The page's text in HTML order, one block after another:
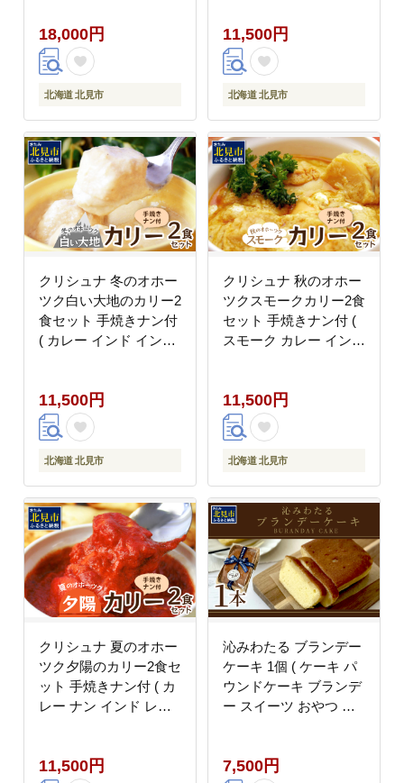
スイーツ デザート )
【126-0001】
18,000円
北海道 北見市
【127-0012】
11,500円
北海道 北見市
クリシュナ 冬のオホー
ツク白い大地のカリー2
食セット 手焼きナン付
( カレー インド インド
0015】
11,500円
北海道 北見市
クリシュナ 秋のオホー
ツクスモークカリー2食
セット 手焼きナン付 (
スモーク カレー インド
ン )【127-0014】
11,500円
北海道 北見市
クリシュナ 夏のオホー
ツク夕陽のカリー2食セ
ット 手焼きナン付 ( カ
レー ナン インド レン
0013】
11,500円
沁みわたる ブランデー
ケーキ 1個 ( ケーキ パ
ウンドケーキ ブランデ
ー スイーツ おやつ お
7,500円